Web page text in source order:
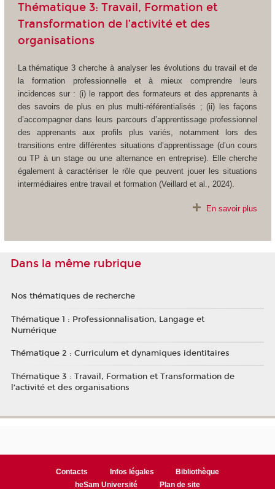
Thématique 3: Travail, Formation et
Transformation de l’activité et des
organisations
La thématique 3 cherche à analyser les évolutions du travail et de
la formation professionnelle et à mieux comprendre leurs
incidences sur : (i) le rapport des formateurs et des apprenants à
des savoirs de plus en plus multi-référentialisés ; (ii) les façons
d’accompagner dans leurs parcours d’apprentissage professionnel
des apprenants aux profils plus variés, notamment lors des
transitions entre différentes situations d’apprentissage (d’un cours
ou TP à un stage ou une alternance en entreprise). Elle cherche
également à caractériser le rôle que peuvent jouer les situations
intermédiaires entre travail et formation (Veillard et al., 2024).
En savoir plus
Dans la même rubrique
Nos thématiques de recherche
Thématique 1 : Professionnalisation, Langage et
Numérique
Thématique 2 : Curriculum et dynamiques identitaires
Thématique 3 : Travail, Formation et Transformation de
l’activité et des organisations
Contacts Infos légales
Bibliothèque
heSam Université
Plan de site